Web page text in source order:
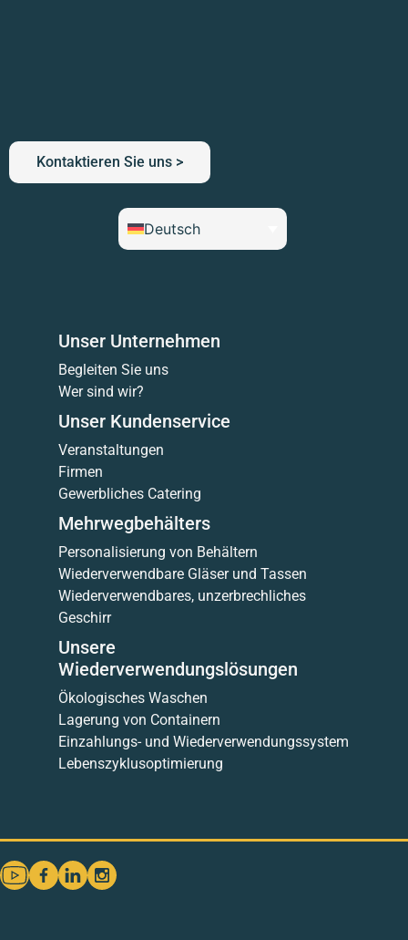
Kontaktieren Sie uns >
Deutsch
Unser Unternehmen
Begleiten Sie uns
Wer sind wir?
Unser Kundenservice
Veranstaltungen
Firmen
Gewerbliches Catering
Mehrwegbehälters
Personalisierung von Behältern
Wiederverwendbare Gläser und Tassen
Wiederverwendbares, unzerbrechliches
Geschirr
Unsere
Wiederverwendungslösungen
Ökologisches Waschen
Lagerung von Containern
Einzahlungs- und Wiederverwendungssystem
Lebenszyklusoptimierung